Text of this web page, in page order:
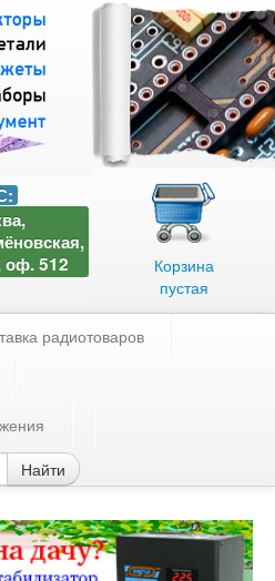
Корзина
пустая
оф. 512
радиотоваров
Найти